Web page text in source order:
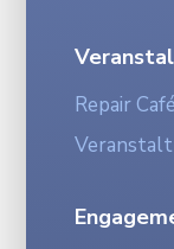
Repair Café